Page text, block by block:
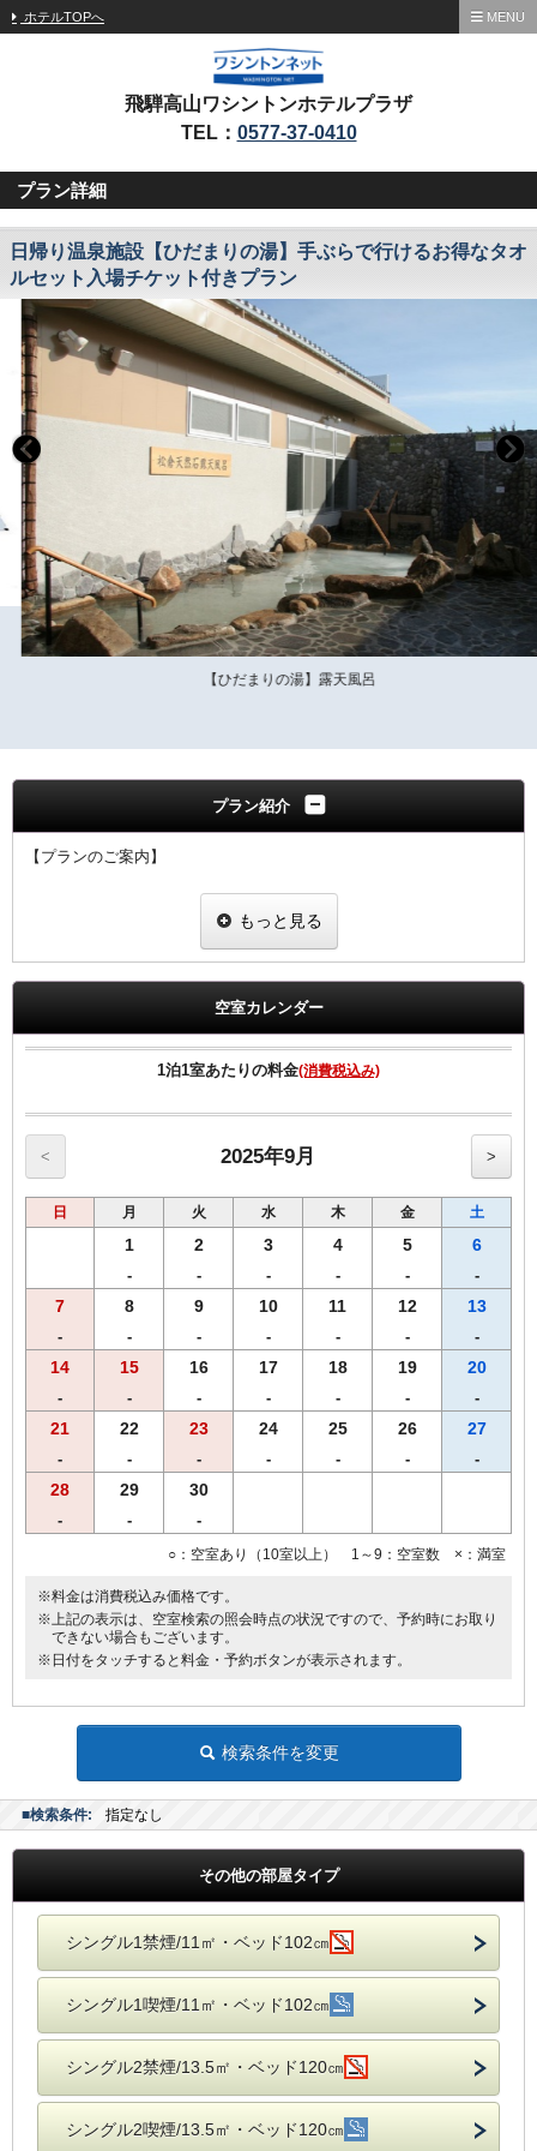
ホテルTOPへ MENU
飛騨高山ワシントンホテルプラザ
TEL： 0577-37-0410
プラン詳細
日帰り温泉施設【ひだまりの湯】手ぶらで行けるお得なタオ
ルセット入場チケット付きプラン
【ひだまりの湯】露天風呂
プラン紹介
【プランのご案内】
ト（フェイスタオル・バスタオル）が付いたお得な入場券付きプラン
です。 （館外施設になります。車で約10分）
7：30～23：00（最終入館22：30）
・レストラン（定休日：火曜日 金曜日の夜の部はお休み）
平日 11：00～14：00 18：00～21：20（ラストオーダー21：
00）
・ご到着日又はご出発日いずれかでご利用いただけます。
・ホテル前より無料シャトルバスをご利用いただけます。
10：20・13：20・15：20・17：50・19：20・20：00・21：20
ひだまりの湯出発
13：00・15：00・17：30・19：00・19：40・21：00
・ひだまりの湯ホームページは下記になります。
https://hidamarinoyu.jimdofree.com/
【客室のご案内】
・全室Ｗi－Ｆi無料接続＆加湿空気清浄機＆枕元にＵＳＢコンセント
もっと見る
空室カレンダー
1泊1室あたりの料金(消費税込み)
< 2025年9月 >
日 月 火 水 木 金 土
1
-
2
-
3
-
4
-
5
-
6
-
7
-
8
-
9
-
10
-
11
-
12
-
13
-
14
-
15
-
16
-
17
-
18
-
19
-
20
-
21
-
22
-
23
-
24
-
25
-
26
-
27
-
28
-
29
-
30
-
○：空室あり（10室以上） 1～9：空室数 ×：満室
※料金は消費税込み価格です。
※上記の表示は、空室検索の照会時点の状況ですので、予約時にお取り
できない場合もございます。
※日付をタッチすると料金・予約ボタンが表示されます。
検索条件を変更
■検索条件: 指定なし
その他の部屋タイプ
シングル1禁煙/11㎡・ベッド102㎝
シングル1喫煙/11㎡・ベッド102㎝
シングル2禁煙/13.5㎡・ベッド120㎝
シングル2喫煙/13.5㎡・ベッド120㎝